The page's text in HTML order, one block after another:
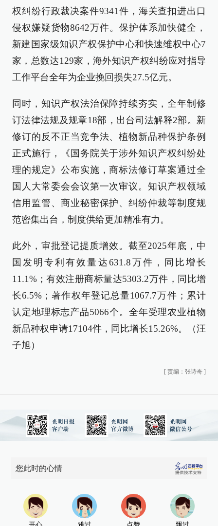
权纠纷行政裁决案件9341件，海关查扣进出口
侵权嫌疑货物8642万件。保护体系加快健全，
新建国家级知识产权保护中心和快速维权中心7
家，总数达129家，海外知识产权纠纷应对指导
工作平台全年为企业挽回损失27.5亿元。
同时，知识产权法治保障持续夯实，全年制修
订法律法规及规章18部，出台司法解释2部。新
修订的反不正当竞争法、植物新品种保护条例
正式施行，《国务院关于涉外知识产权纠纷处
理的规定》公布实施，商标法修订草案通过全
国人大常委会会议第一次审议。知识产权领域
信用监管、商业秘密保护、纠纷仲裁等制度规
范密集出台，制度供给更加精准有力。
此外，审批登记提质增效。截至2025年底，中
国发明专利有效量达631.8万件，同比增长
11.1%；有效注册商标量达5303.2万件，同比增
长6.5%；著作权年登记总量1067.7万件；累计
认定地理标志产品5066个。全年受理农业植物
新品种权申请17104件，同比增长15.26%。（汪
子旭）
[ 责编：张诗奇 ]
您此时的心情